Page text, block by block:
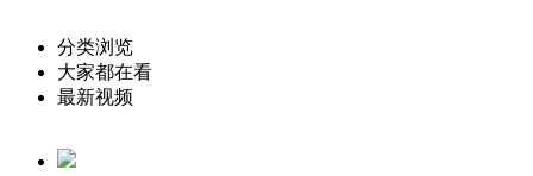
分类浏览
大家都在看
最新视频